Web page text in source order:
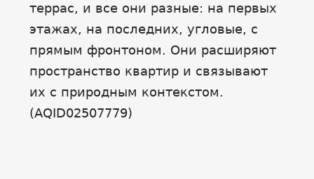
террас, и все они разные: на первых
этажах, на последних, угловые, с
прямым фронтоном. Они расширяют
пространство квартир и связывают
их с природным контекстом.
(AQID02507779)